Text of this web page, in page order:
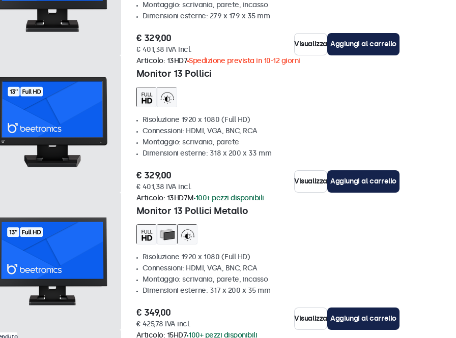
Montaggio: scrivania, parete, incasso
Dimensioni esterne: 279 x 179 x 35 mm
€ 329,00
€ 401,38 IVA incl.
Visualizza Aggiungi al carrello
Monitor 13 Pollici
Articolo: 13HD7Spedizione prevista in 10-12 giorni
Risoluzione 1920 x 1080 (Full HD)
Connessioni: HDMI, VGA, BNC, RCA
Montaggio: scrivania, parete
Dimensioni esterne: 318 x 200 x 33 mm
€ 329,00
€ 401,38 IVA incl.
Visualizza Aggiungi al carrello
Monitor 13 Pollici Metallo
Articolo: 13HD7M 100+ pezzi disponibili
Risoluzione 1920 x 1080 (Full HD)
Connessioni: HDMI, VGA, BNC, RCA
Montaggio: scrivania, parete, incasso
Dimensioni esterne: 317 x 200 x 35 mm
€ 349,00
€ 425,78 IVA incl.
Visualizza Aggiungi al carrello
Articolo: 15HD7 100+ pezzi disponibili